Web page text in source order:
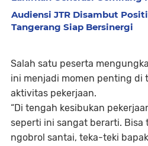
Audiensi JTR Disambut
Tangerang Siap Bersinergi
Salah satu peserta
ini menjadi momen penting di
aktivitas pekerjaan.
“Di tengah kesibukan
seperti ini sangat berarti. Bisa
ngobrol santai, teka-teki